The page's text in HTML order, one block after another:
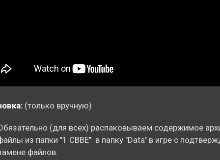
(только вручную)
(для всех) распаковываем содержимое
из папки "1 СBBE" в папку "Data" в игре с
файлов.